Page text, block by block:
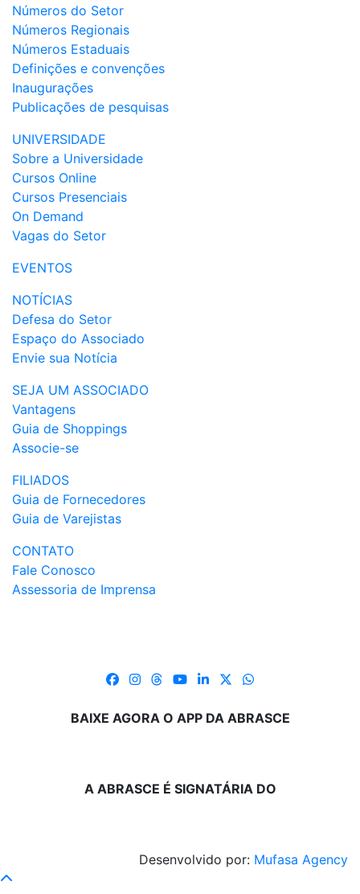
Números do Setor
Números Regionais
Números Estaduais
Definições e convenções
Inaugurações
Publicações de pesquisas
UNIVERSIDADE
Sobre a Universidade
Cursos Online
Cursos Presenciais
On Demand
Vagas do Setor
EVENTOS
NOTÍCIAS
Defesa do Setor
Espaço do Associado
Envie sua Notícia
SEJA UM ASSOCIADO
Vantagens
Guia de Shoppings
Associe-se
FILIADOS
Guia de Fornecedores
Guia de Varejistas
CONTATO
Fale Conosco
Assessoria de Imprensa
BAIXE AGORA O APP DA ABRASCE
A ABRASCE É SIGNATÁRIA DO
Desenvolvido por: Mufasa Agency